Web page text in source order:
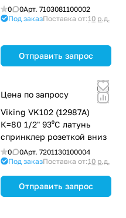
0 0Арт. 7103081100002
Под заказПоставка от:10 р.д.
Отправить запрос
Цена по запросу
Viking VK102 (12987A)
К=80 1/2" 93⁰С латунь
спринклер розеткой вниз
0 0Арт. 7201130100004
Под заказПоставка от:10 р.д.
Отправить запрос